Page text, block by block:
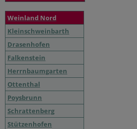
Weinland Nord
Kleinschweinbarth
Drasenhofen
Falkenstein
Herrnbaumgarten
Ottenthal
Poysbrunn
Schrattenberg
Stützenhofen